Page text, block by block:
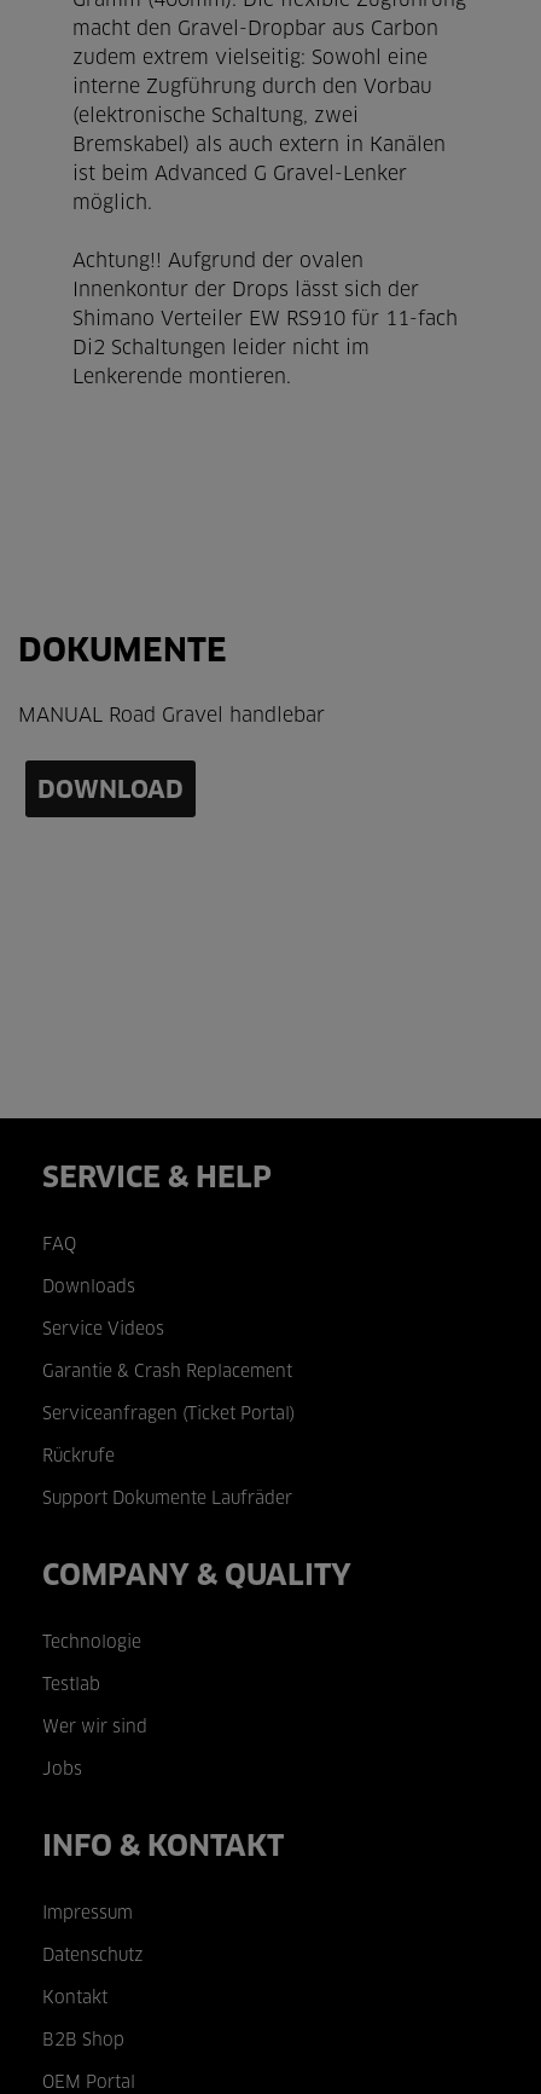
macht den Gravel-Dropbar aus Carbon
zudem extrem vielseitig: Sowohl eine
interne Zugführung durch den Vorbau
(elektronische Schaltung, zwei
Bremskabel) als auch extern in Kanälen
ist beim Advanced G Gravel-Lenker
möglich.
Achtung!! Aufgrund der ovalen
Innenkontur der Drops lässt sich der
Shimano Verteiler EW RS910 für 11-fach
Di2 Schaltungen leider nicht im
Lenkerende montieren.
DOKUMENTE
MANUAL Road Gravel handlebar
DOWNLOAD
SERVICE & HELP
FAQ
Downloads
Service Videos
Garantie & Crash Replacement
Serviceanfragen (Ticket Portal)
Rückrufe
Support Dokumente Laufräder
COMPANY & QUALITY
Technologie
Testlab
Wer wir sind
Jobs
INFO & KONTAKT
Impressum
Datenschutz
Kontakt
B2B Shop
OEM Portal